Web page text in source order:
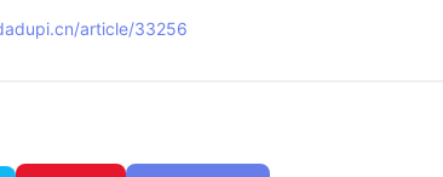
article/33256